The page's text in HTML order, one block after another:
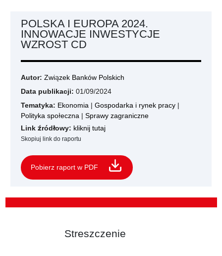
POLSKA I EUROPA 2024.
INNOWACJE INWESTYCJE
WZROST CD
Autor: Związek Banków Polskich
Data publikacji: 01/09/2024
Tematyka: Ekonomia | Gospodarka i rynek pracy |
Polityka społeczna | Sprawy zagraniczne
Link źródłowy: kliknij tutaj
Skopiuj link do raportu
Pobierz raport w PDF
Streszczenie